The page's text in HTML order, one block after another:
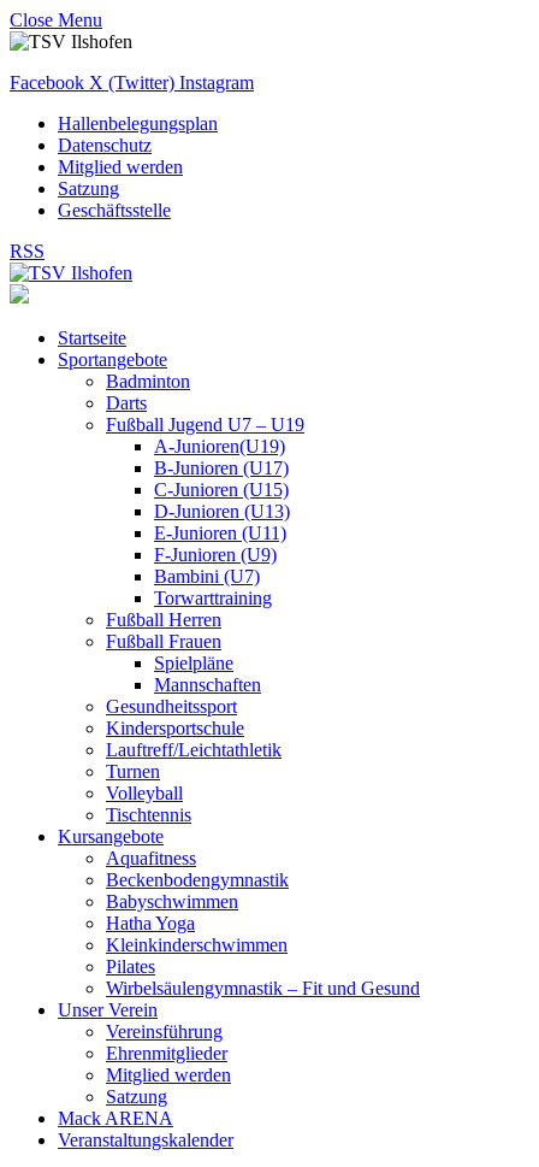
Close Menu
Facebook X (Twitter) Instagram
Hallenbelegungsplan
Datenschutz
Mitglied werden
Satzung
Geschäftsstelle
RSS
Startseite
Sportangebote
Badminton
Darts
Fußball Jugend U7 – U19
A-Junioren(U19)
B-Junioren (U17)
C-Junioren (U15)
D-Junioren (U13)
E-Junioren (U11)
F-Junioren (U9)
Bambini (U7)
Torwarttraining
Fußball Herren
Fußball Frauen
Spielpläne
Mannschaften
Gesundheitssport
Kindersportschule
Lauftreff/Leichtathletik
Turnen
Volleyball
Tischtennis
Kursangebote
Aquafitness
Beckenbodengymnastik
Babyschwimmen
Hatha Yoga
Kleinkinderschwimmen
Pilates
Wirbelsäulengymnastik – Fit und Gesund
Unser Verein
Vereinsführung
Ehrenmitglieder
Mitglied werden
Satzung
Mack ARENA
Veranstaltungskalender